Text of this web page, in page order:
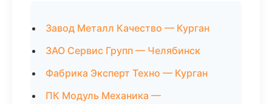
Завод Металл Качество — Курган
ЗАО Сервис Групп — Челябинск
Фабрика Эксперт Техно — Курган
ПК Модуль Механика —